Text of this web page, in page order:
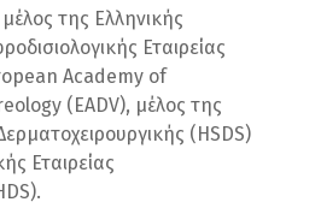
της Ελληνικής
Εταιρείας
Academy of
(EADV), μέλος της
(HSDS)
Εταιρείας